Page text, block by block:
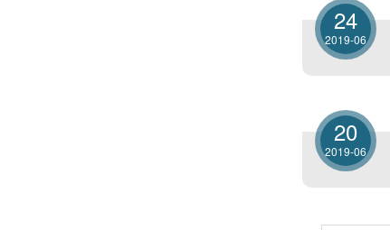
24
2019-06
20
2019-06